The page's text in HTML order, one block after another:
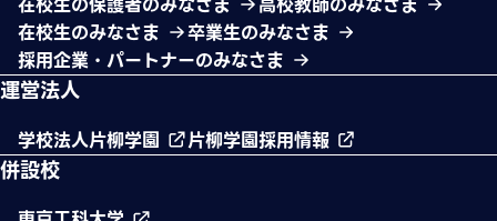
在校生のみなさま
卒業生のみなさま
採用企業・パートナーのみなさま
運営法人
学校法人片柳学園 片柳学園採用情報
併設校